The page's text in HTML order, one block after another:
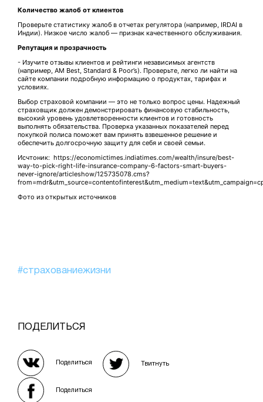
Количество жалоб от клиентов
Проверьте статистику жалоб в отчетах регулятора (например, IRDAI в
Индии). Низкое число жалоб — признак качественного обслуживания.
Репутация и прозрачность
- Изучите отзывы клиентов и рейтинги независимых агентств
(например, AM Best, Standard & Poor’s). Проверьте, легко ли найти на
сайте компании подробную информацию о продуктах, тарифах и
условиях.
Выбор страховой компании — это не только вопрос цены. Надежный
страховщик должен демонстрировать финансовую стабильность,
высокий уровень удовлетворенности клиентов и готовность
выполнять обязательства. Проверка указанных показателей перед
покупкой полиса поможет вам принять взвешенное решение и
обеспечить долгосрочную защиту для себя и своей семьи.
Исчтоник: https://economictimes.indiatimes.com/wealth/insure/best-
way-to-pick-right-life-insurance-company-6-factors-smart-buyers-
never-ignore/articleshow/125735078.cms?
Фото из открытых источников
#страхованиежизни
ПОДЕЛИТЬСЯ
Поделиться Твитнуть
Поделиться